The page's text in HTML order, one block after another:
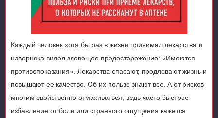
Каждый человек хотя бы раз в жизни принимал лекарства и
наверняка видел зловещее предостережение: «Имеются
противопоказания». Лекарства спасают, продлевают жизнь и
повышают ее качество. Об их пользе знают все. А от рисков
многим свойственно отмахиваться, ведь часто быстрое
избавление от боли или странного ощущения кажется